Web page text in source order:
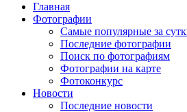
Главная
Фотографии
Cамые популярные за
Последние фотографии
Поиск по фотографиям
Фотографии на карте
Фотоконкурс
Новости
Последние новости